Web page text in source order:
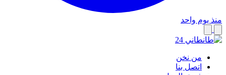
منذ يوم واحد
من نخن
اتصل بنا